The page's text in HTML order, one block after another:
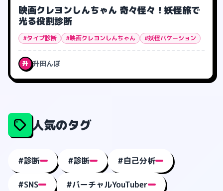
映画クレヨンしんちゃん 奇々怪々！妖怪旅で
光る役割診断
#タイプ診断 #映画クレヨンしんちゃん #妖怪バケーション
升 升田んぼ
人気のタグ
#診断 #診断 #自己分析
#SNS #バーチャルYouTuber